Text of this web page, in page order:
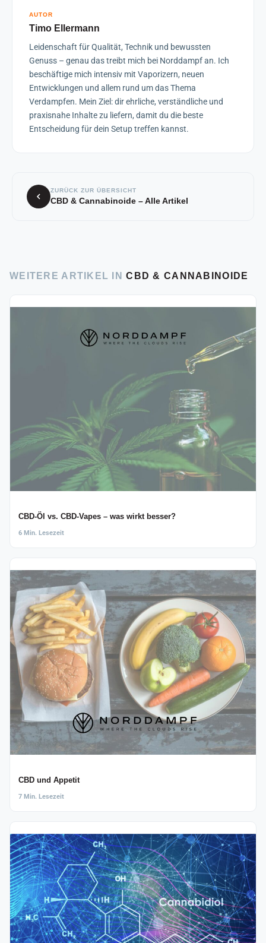
AUTOR
Timo Ellermann
Leidenschaft für Qualität, Technik und bewussten
Genuss – genau das treibt mich bei Norddampf an. Ich
beschäftige mich intensiv mit Vaporizern, neuen
Entwicklungen und allem rund um das Thema
Verdampfen. Mein Ziel: dir ehrliche, verständliche und
praxisnahe Inhalte zu liefern, damit du die beste
Entscheidung für dein Setup treffen kannst.
ZURÜCK ZUR ÜBERSICHT
CBD & Cannabinoide – Alle Artikel
WEITERE ARTIKEL INCBD & CANNABINOIDE
CBD-Öl vs. CBD-Vapes – was wirkt besser?
6 Min. Lesezeit
CBD und Appetit
7 Min. Lesezeit